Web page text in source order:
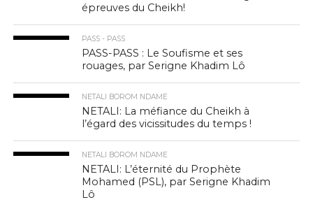
épreuves du Cheikh!
PASS - PASS
PASS-PASS : Le Soufisme et ses
rouages, par Serigne Khadim Lô
NETALI BOROM NDAME
NETALI: La méfiance du Cheikh à
l’égard des vicissitudes du temps !
NETALI BOROM NDAME
NETALI: L’éternité du Prophète
Mohamed (PSL), par Serigne Khadim
Lô